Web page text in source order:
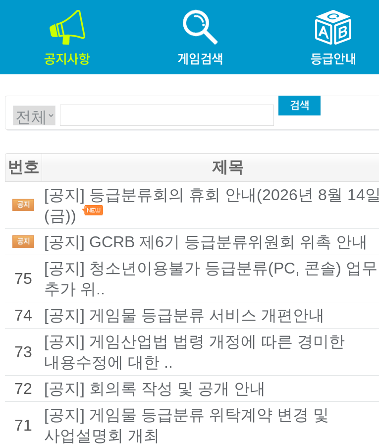
번호
제목
[공지] 등급분류회의 휴회 안내(2026년 8월 14일
(금))
[공지] GCRB 제6기 등급분류위원회 위촉 안내
75
[공지] 청소년이용불가 등급분류(PC, 콘솔) 업무
추가 위..
74 [공지] 게임물 등급분류 서비스 개편안내
73
[공지] 게임산업법 법령 개정에 따른 경미한
내용수정에 대한 ..
72 [공지] 회의록 작성 및 공개 안내
71
[공지] 게임물 등급분류 위탁계약 변경 및
사업설명회 개최